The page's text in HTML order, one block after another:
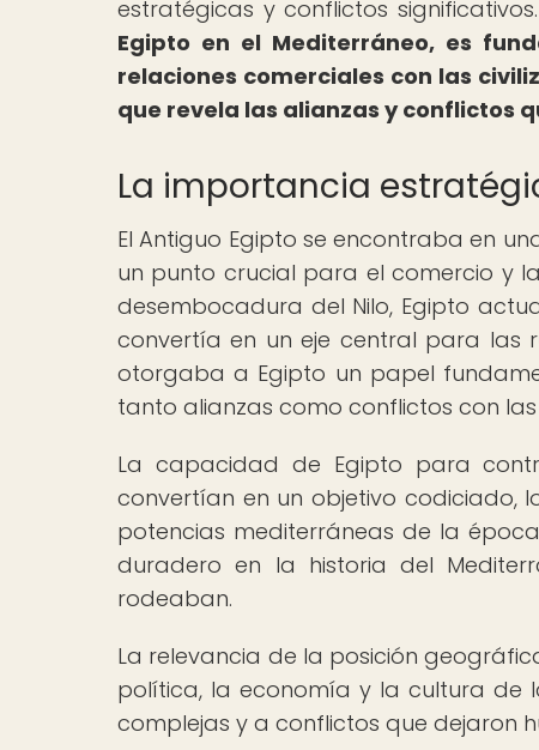
estratégicas y conflictos significativos.
Egipto en el Mediterráneo, es
relaciones comerciales con las
que revela las alianzas y conflictos
La importancia
El Antiguo Egipto se encontraba en
un punto crucial para el comercio y
desembocadura del Nilo, Egipto
convertía en un eje central para las
otorgaba a Egipto un papel
tanto alianzas como conflictos con las
La capacidad de Egipto para
convertían en un objetivo codiciado,
potencias mediterráneas de la
duradero en la historia del
rodeaban.
La relevancia de la posición
política, la economía y la cultura de
complejas y a conflictos que dejaron